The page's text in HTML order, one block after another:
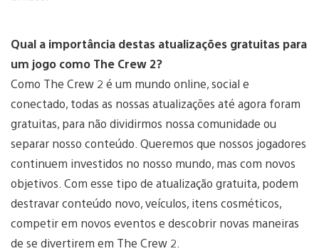
Qual a importância destas atualizações gratuitas para
um jogo como The Crew 2?
Como The Crew 2 é um mundo online, social e
conectado, todas as nossas atualizações até agora foram
gratuitas, para não dividirmos nossa comunidade ou
separar nosso conteúdo. Queremos que nossos jogadores
continuem investidos no nosso mundo, mas com novos
objetivos. Com esse tipo de atualização gratuita, podem
destravar conteúdo novo, veículos, itens cosméticos,
competir em novos eventos e descobrir novas maneiras
de se divertirem em The Crew 2.